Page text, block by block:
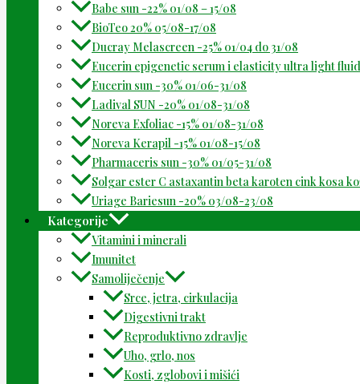
Babe sun -22% 01/08 – 15/08
BioTeo 20% 05/08-17/08
Ducray Melascreen -25% 01/04 do 31/08
Eucerin epigenetic serum i elasticity ultra light
Eucerin sun -30% 01/06-31/08
Ladival SUN -20% 01/08-31/08
Noreva Exfoliac -15% 01/08-31/08
Noreva Kerapil -15% 01/08-15/08
Pharmaceris sun -30% 01/05-31/08
Solgar ester C astaxantin beta karoten cink kosa
Uriage Bariesun -20% 03/08-23/08
Kategorije
Vitamini i minerali
Imunitet
Samoliječenje
Srce, jetra, cirkulacija
Digestivni trakt
Reproduktivno zdravlje
Uho, grlo, nos
Kosti, zglobovi i mišići